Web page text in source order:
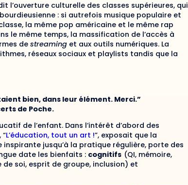
culturelle des classes supérieures, qui
: si autrefois musique populaire et
la même pop américaine et le même rap
le même temps, la massification de l’accès à
destreaming et aux outils numériques. La
réseaux sociaux et playlists tandis que la
bien, dans leur élément. Merci.”
de Poche.
de l’enfant. Dans l’intérêt d’abord des
L’éducation, tout un art !”, exposait que la
jusqu’à la pratique régulière, porte des
date les bienfaits : cognitifs (QI, mémoire,
de soi, esprit de groupe, inclusion) et